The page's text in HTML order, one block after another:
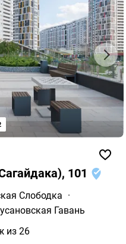
101
Слободка ·
Гавань
из 26